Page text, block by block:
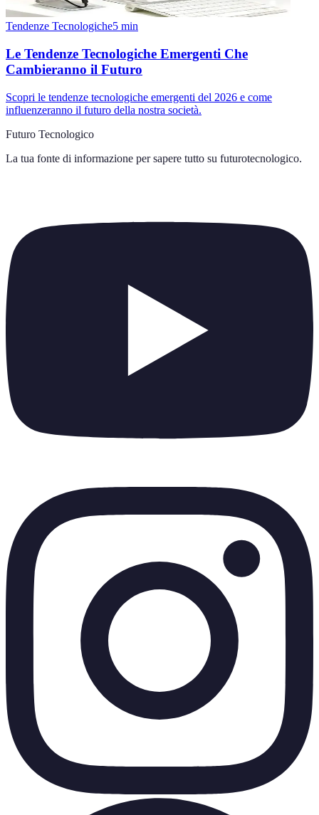
Tendenze Tecnologiche5 min
Le Tendenze Tecnologiche Emergenti Che
Cambieranno il Futuro
Scopri le tendenze tecnologiche emergenti del 2026 e come
influenzeranno il futuro della nostra società.
Futuro Tecnologico
La tua fonte di informazione per sapere tutto su futurotecnologico.